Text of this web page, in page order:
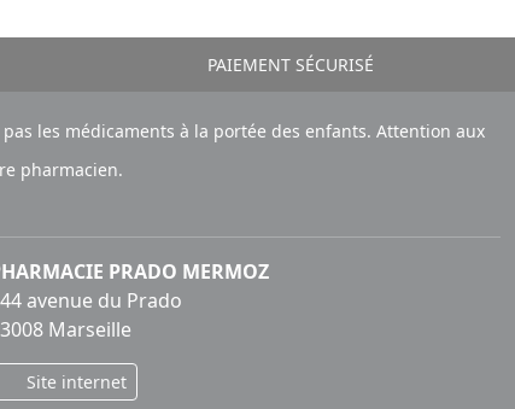
PAIEMENT SÉCURISÉ
les médicaments à la portée des enfants. Attention aux
pharmacien.
PRADO MERMOZ
avenue du Prado
Marseille
Site internet